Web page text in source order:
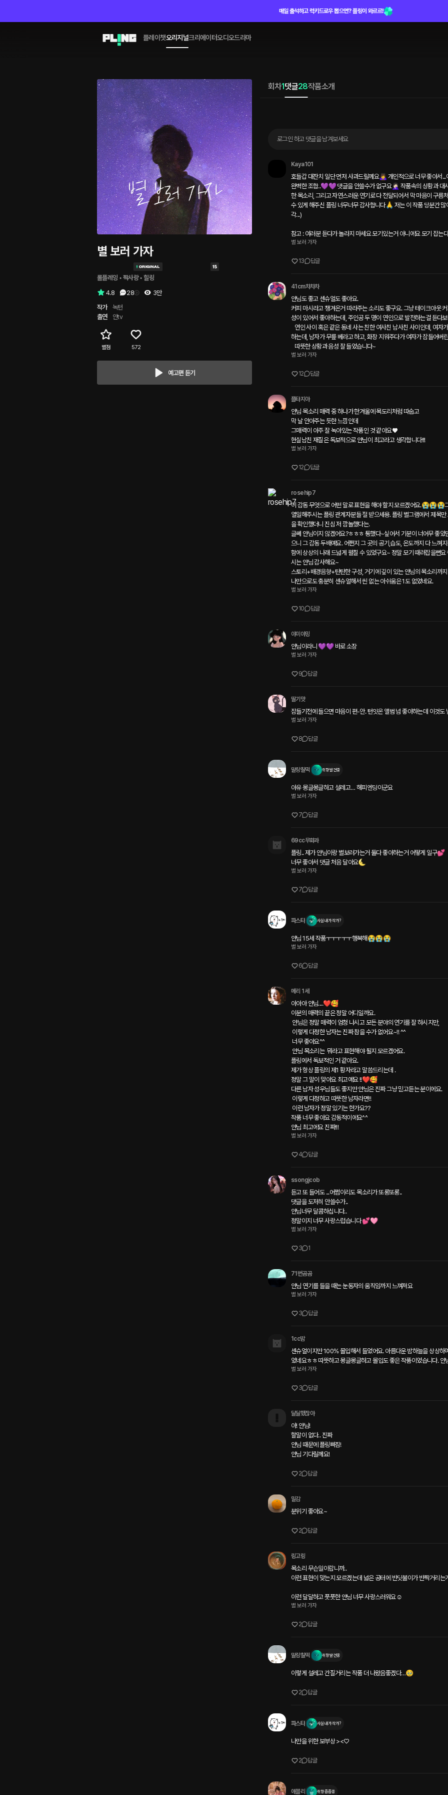
매일 출석하고 럭키드로우 뽑으면? 플링이 와르르!
플레이챗오리지널크리에이터오디오드라마
별 보러 가자
롤플레잉 • 짝사랑 • 힐링
4.8
28
3만
작가
녹턴
출연
얀tv
별점 572
예고편 듣기
회차1댓글28작품소개
로그인 하고 댓글을 남겨보세요
Kaya101
호들갑 대잔치 일단 먼저 사과드릴께요🙇‍♀️ 개인적으로 너무 좋아
완벽한 조합..💜💜 댓글을 안쓸수가 없구요🤦🏻‍♀️ 작품속의 상황과
한 목소리, 그리고 자연스러운 연기로 다 전달되어서 막 마음이 구
수 있게 해주신 플링 너무너무 감사합니다🙏 저는 이 작품 당분간
각...)
참고 : 여러분 듣다가 놀라지 마세요 모기있는거 아니에요 모기 잡는
별 보러 가자
13 답글
41cm차차차
얀님도 좋고 센슈얼도 좋아요.
커피 마시라고 챙겨온거 따라주는 소리도 좋구요. 그냥 테이크아웃
성이 있어서 좋아하는데, 주인공 두 명이 연인으로 발전하는걸 듣다
하는데, 남자가 무릎 베라고 하고, 화장 지워주다가 여자가 잠들어버
   따뜻한 상황과 음성 잘 들었습니다~
별 보러 가자
12 답글
플타지아
얀님 목소리 매력 중 하나가 한겨울에 목도리처럼 따숩고
막 날 안아주는 듯한 느낌인데
그매력이 아주 잘 녹아있는 작품인 것 같아요♥️
현실남친 재질은 독보적으로 얀님이 최고라고 생각합니다!!!
별 보러 가자
12 답글
rosehip7
이 감동 무엇으로 어떤 말로 표현을 해야 할지 모르겠어요.😭😭😭
열일해주시는 플링 관계자분들 절 받으세용. 플링 별그램에서 제목
을 확인했더니 진심 저 깜놀했다는.
글쎄 얀님이지 않겠어요?ㅎㅎㅎ 통했다~싶어서 기분이 너어무 좋
으니 그 감동 두배예요. 어쩐지 그 곳의 공기,습도, 온도까지 다 느껴
함에 상상의 나래 드넓게 펼칠 수 있었구요~ 정말 모기 때려잡을뻔
시는 얀님 감사해요~
스토리+배경음향+탄탄한 구성, 거기에 깊이 있는 얀님의 목소리까
별 보러 가자
10 답글
야미야밍
얀님이라니 💜💜 바로 소장
별 보러 가자
9 답글
딸기맛
잠들기전에 들으면 마음이 편-안. 턴잇온 앨범 넘 좋아하는데 이것도
별 보러 가자
8 답글
말랑찰떡 취향 발견중
아유 몽글몽글하고 설레고… 해피엔딩이군요
별 보러 가자
7 답글
69cc무화과
플링.. 제가 얀님이랑 별보러가는거 둘다 좋아하는거 어떻게 일구💕
너무 좋아서 댓글 처음 달아요🌜
별 보러 가자
7 답글
파스타 사실 내가 작가?
얀님 15세 작품ㅜㅜㅜㅜㅜ행복해😭😭😭
별 보러 가자
6 답글
메리 1세
아아아 얀님....❤️🥰
이분의 매력의 끝은 정말 어디일까요.
플링에서 독보적인 거 같아요.
제가 항상 플링의 제1 황자라고 말씀드리는데 .
정말 그 말이 맞아요 최고예요 !!❤️🥰
다른 남자 성우님들도 좋지만 얀님은 진짜 그냥 믿고듣는 분이에요.
작품 너무 좋아요 감동적이에요^^
얀님 최고에요 진짜!!!
별 보러 가자
4 답글
ssongjcob
듣고 또 들어도 ...어쩜이리도 목소리가 또롱또롱..
댓글을 도저히 안쓸수가..
얀님너무 달콤하십니다..
정말이지 너무 사랑스럽습니다 💕🩷
별 보러 가자
3 1
71번곰곰
얀님 연기를 들을 때는 눈동자의 움직임까지 느껴져요
별 보러 가자
3 답글
1cc밤
센슈얼이지만 100% 몰입해서 들었어요. 아름다운 밤하늘을 상상하
었네요ㅎㅎ 따뜻하고 몽글몽글하고 몰입도 좋은 작품이었습니다. 얀
별 보러 가자
3 답글
달달했잖아
아! 얀님!
할말이 없다.. 진짜
얀님 때문에 플링빠짐!
얀님 기다릴께요!
2 답글
밀감
분위기 좋아요~
2 답글
링고링
목소리 무슨일이랍니까..
이런 표현이 맞는지 모르겠는데 넓은 공터에 반딧불이가 반짝거리
이런 달달하고 풋풋한 얀님 너무 사랑스러워요☺️
별 보러 가자
2 답글
말랑찰떡 취향 발견중
이렇게 설레고 간질거리는 작품 더 나왔음좋겠다…🥹
2 답글
파스타 사실 내가 작가?
나만을 위한 보부상 ><♡
2 답글
애블리 취향 줍줍중